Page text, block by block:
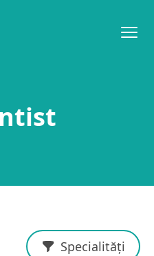
Specialități